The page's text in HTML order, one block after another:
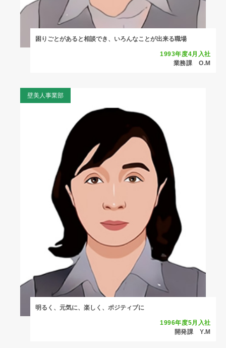
困りごとがあると相談でき、いろんなことが出来る職場
1993年度4月入社
業務課 O.M
壁美人事業部
明るく、元気に、楽しく、ポジティブに
1996年度5月入社
開発課 Y.M